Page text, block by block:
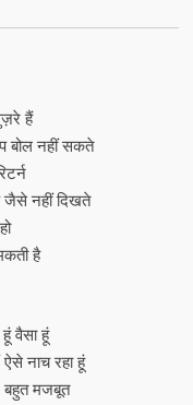
हैं
बोल नहीं सकते
नहीं दिखते
है
वैसा हूं
नाच रहा हूं
बहुत मजबूत